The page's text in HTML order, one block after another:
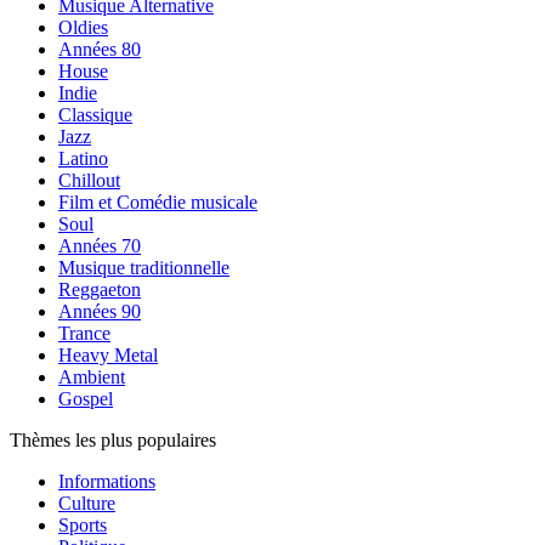
Musique Alternative
Oldies
Années 80
House
Indie
Classique
Jazz
Latino
Chillout
Film et Comédie musicale
Soul
Années 70
Musique traditionnelle
Reggaeton
Années 90
Trance
Heavy Metal
Ambient
Gospel
Thèmes les plus populaires
Informations
Culture
Sports